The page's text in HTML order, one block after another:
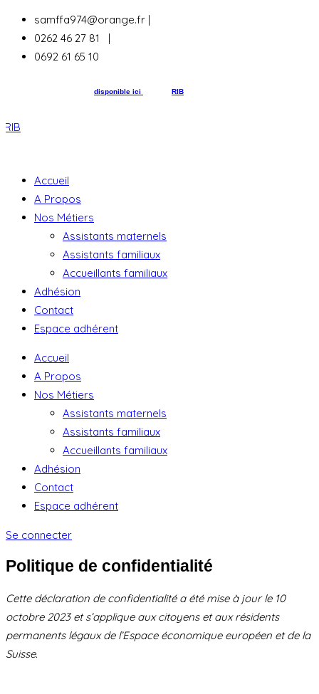
samffa974@orange.fr |
0262 46 27 81 |
0692 61 65 10
disponible ici RIB
Accueil
A Propos
Nos Métiers
Assistants maternels
Assistants familiaux
Accueillants familiaux
Adhésion
Contact
Espace adhérent
Accueil
A Propos
Nos Métiers
Assistants maternels
Assistants familiaux
Accueillants familiaux
Adhésion
Contact
Espace adhérent
Se connecter
Politique de confidentialité
Cette déclaration de confidentialité a été mise à jour le 10
octobre 2023 et s’applique aux citoyens et aux résidents
permanents légaux de l’Espace économique européen et de la
Suisse.